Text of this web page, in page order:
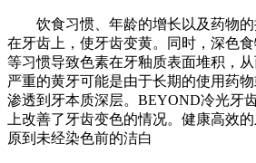
饮食习惯、年龄的增长以及药物的
在牙齿上，使牙齿变黄。同时，深色
等习惯导致色素在牙釉质表面堆积，
严重的黄牙可能是由于长期的使用药
渗透到牙本质深层。BEYOND冷光牙
上改善了牙齿变色的情况。健康高效
原到未经染色前的洁白